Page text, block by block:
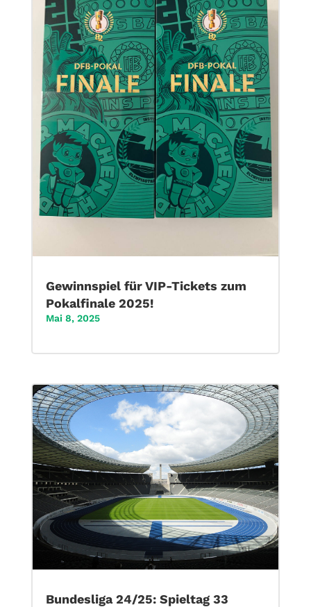
Gewinnspiel für VIP-Tickets zum
Pokalfinale 2025!
Mai 8, 2025
Bundesliga 24/25: Spieltag 33